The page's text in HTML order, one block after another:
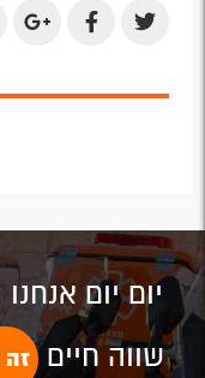
Share
Twitter
Share
Facebook
יום יום
שווה חיים זה